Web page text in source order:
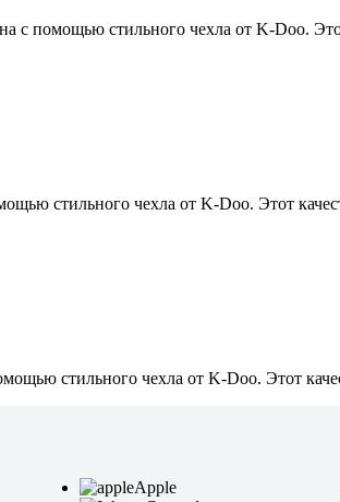
с помощью стильного чехла от K-Doo.
стильного чехла от K-Doo. Этот
стильного чехла от K-Doo. Этот
Apple